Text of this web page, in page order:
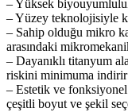
– Yüksek
– Yüzey teknolojisiyle
– Sahip olduğu mikro
arasındaki
– Dayanıklı titanyum
riskini minimuma indirir
– Estetik ve fonksiyonel
çeşitli boyut ve şekil